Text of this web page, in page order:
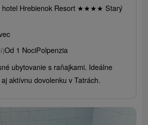
Hrebienok Resort ★★★★ Starý
Od 1 NociPolpenzia
ubytovanie s raňajkami. Ideálne
aktívnu dovolenku v Tatrách.